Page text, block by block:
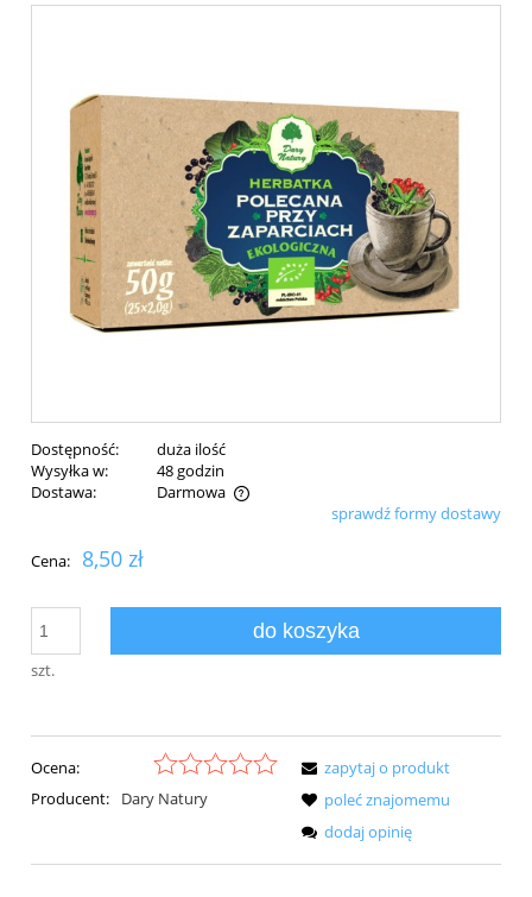
Dostępność:
duża ilość
Wysyłka w:
48 godzin
Dostawa:
Darmowa
Cena nie zawiera ewentualnych kosztów płatnościsprawdź formy dostawy
Cena: 8,50 zł
szt.
do koszyka
Ocena:
Producent:
Dary Natury
zapytaj o produkt
poleć znajomemu
dodaj opinię